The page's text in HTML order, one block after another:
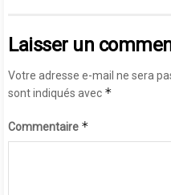
Laisser un
Votre adresse e-mail ne sera
sont indiqués avec *
Commentaire *